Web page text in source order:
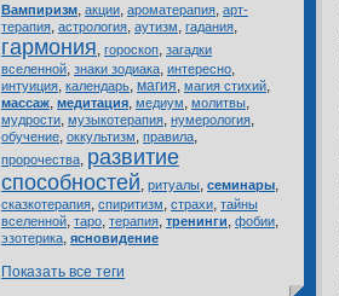
Вампиризм, акции, ароматерапия, арт-
терапия, астрология, аутизм, гадания,
гармония, гороскоп, загадки
вселенной, знаки зодиака, интересно,
интуиция, календарь, магия, магия стихий,
массаж, медитация, медиум, молитвы,
мудрости, музыкотерапия, нумерология,
обучение, оккультизм, правила,
пророчества, развитие
способностей, ритуалы, семинары,
сказкотерапия, спиритизм, страхи, тайны
вселенной, таро, терапия, тренинги, фобии,
эзотерика, ясновидение
Показать все теги